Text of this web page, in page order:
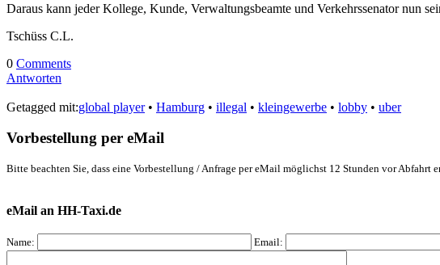
Daraus kann jeder Kollege, Kunde, Verwaltungsbeamte und Verkehrssenator nun
Tschüss C.L.
0 Comments
Antworten
Getagged mit:global player• Hamburg • illegal • kleingewerbe • lobby • uber
Vorbestellung per eMail
Bitte beachten Sie, dass eine Vorbestellung / Anfrage per eMail möglichst 12 Stunden vor
eMail an HH-Taxi.de
Name: Email: